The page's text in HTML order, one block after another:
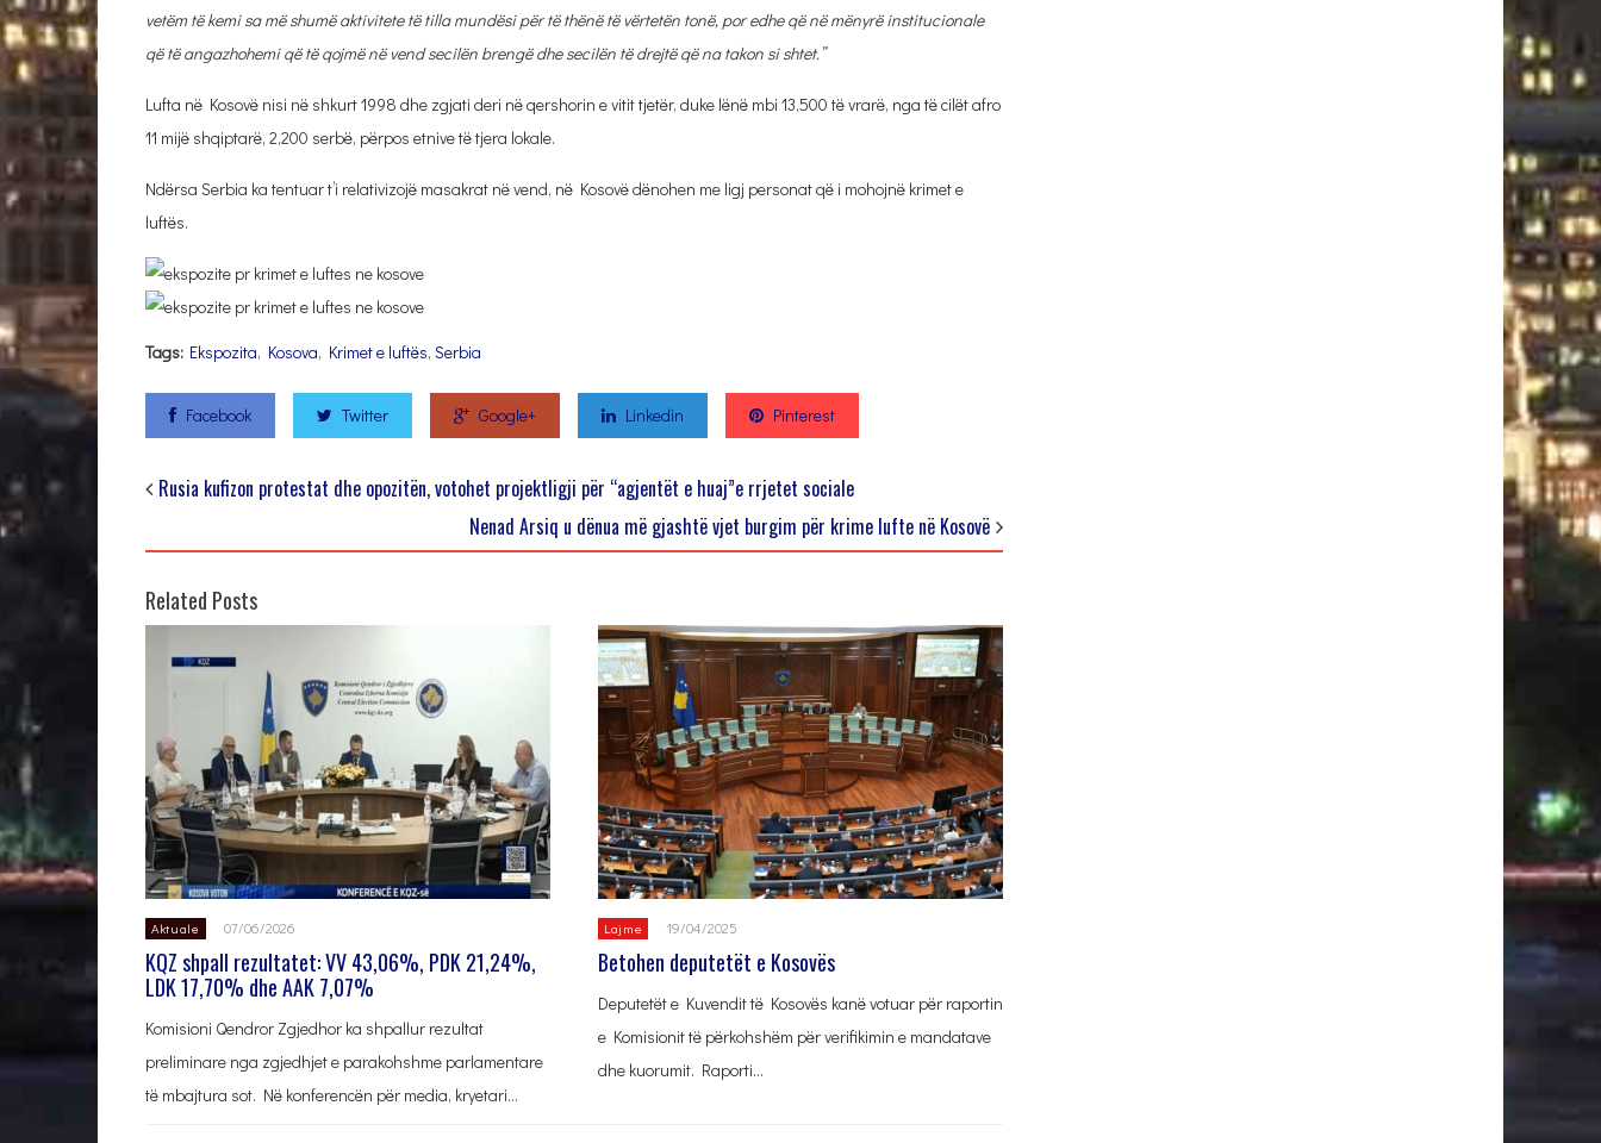
vetëm të kemi sa më shumë aktivitete të tilla mundësi për të thënë të vërtetën tonë, por edhe që në mënyrë institucionale
që të angazhohemi që të qojmë në vend secilën brengë dhe secilën të drejtë që na takon si shtet.”
Lufta në Kosovë nisi në shkurt 1998 dhe zgjati deri në qershorin e vitit tjetër, duke lënë mbi 13,500 të vrarë, nga të cilët afro
11 mijë shqiptarë, 2,200 serbë, përpos etnive të tjera lokale.
Ndërsa Serbia ka tentuar t’i relativizojë masakrat në vend, në Kosovë dënohen me ligj personat që i mohojnë krimet e
luftës.
Tags: Ekspozita, Kosova, Krimet e luftës, Serbia
Facebook Twitter Google+ Linkedin Pinterest
Rusia kufizon protestat dhe opozitën, votohet projektligji për “agjentët e huaj”e rrjetet sociale
Nenad Arsiq u dënua më gjashtë vjet burgim për krime lufte në Kosovë
Related Posts
Aktuale 07/06/2026
KQZ shpall rezultatet: VV 43,06%, PDK 21,24%,
LDK 17,70% dhe AAK 7,07%
Komisioni Qendror Zgjedhor ka shpallur rezultat
preliminare nga zgjedhjet e parakohshme parlamentare
të mbajtura sot. Në konferencën për media, kryetari…
Lajme 19/04/2025
Betohen deputetët e Kosovës
Deputetët e Kuvendit të Kosovës kanë votuar për raportin
e Komisionit të përkohshëm për verifikimin e mandatave
dhe kuorumit. Raporti…